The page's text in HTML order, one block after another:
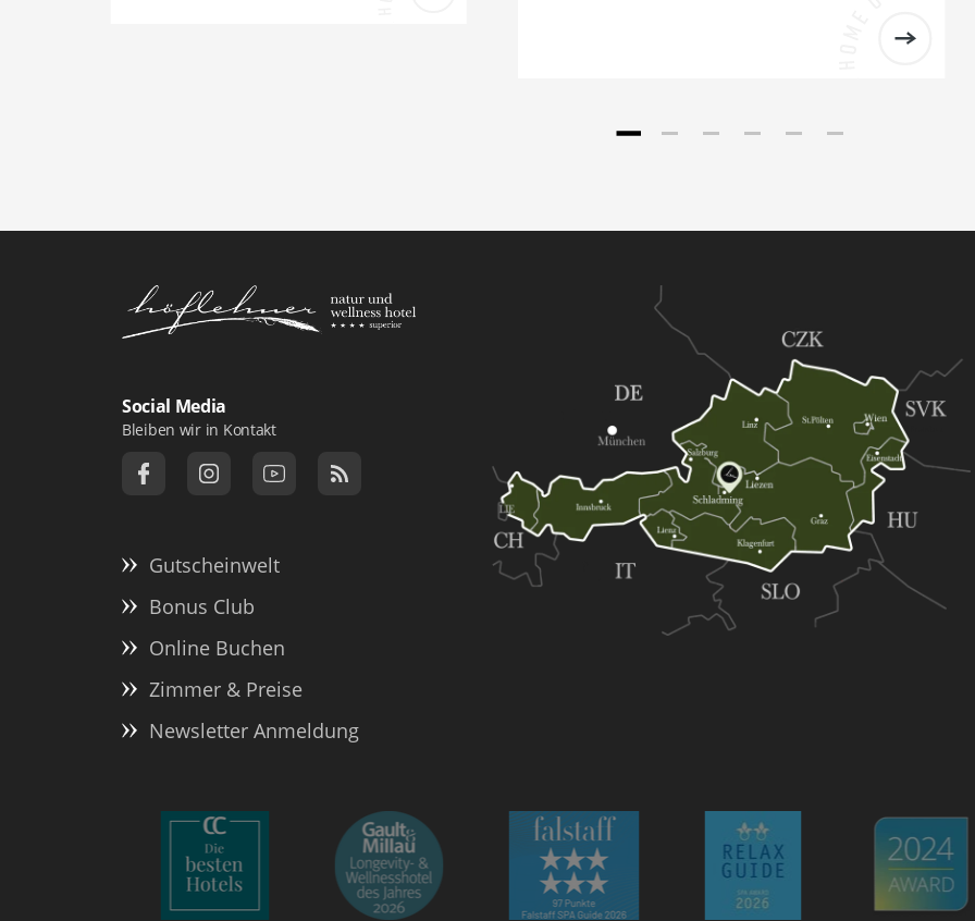
Logo Natur- und Wellnesshotel Höflehner ****S
Social Media
Bleiben wir in Kontakt
Gutscheinwelt
Bonus Club
Online Buchen
Zimmer & Preise
Newsletter Anmeldung